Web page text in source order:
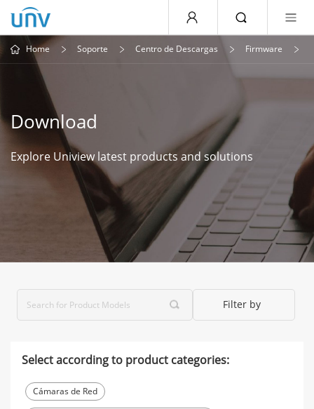
Home Soporte Centro de Descargas Firmware
Download
Explore Uniview latest products and solutions
Filter by
Select according to product categories:
Cámaras de Red